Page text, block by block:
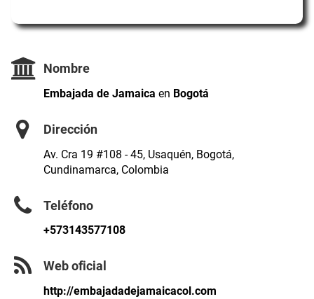
Nombre
Embajada de Jamaica en Bogotá
Dirección
Av. Cra 19 #108 - 45, Usaquén, Bogotá,
Cundinamarca, Colombia
Teléfono
+573143577108
Web oficial
http://embajadadejamaicacol.com